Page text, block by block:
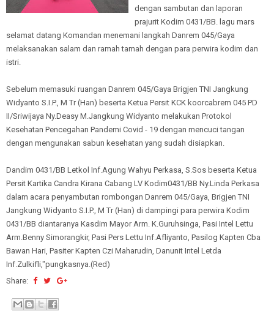
dengan sambutan dan laporan
prajurit Kodim 0431/BB. lagu mars
selamat datang Komandan menemani langkah Danrem 045/Gaya
melaksanakan salam dan ramah tamah dengan para perwira kodim dan
istri.
Sebelum memasuki ruangan Danrem 045/Gaya Brigjen TNI Jangkung
Widyanto S.I.P., M Tr (Han) beserta Ketua Persit KCK koorcabrem 045 PD
II/Sriwijaya Ny.Deasy M.Jangkung Widyanto melakukan Protokol
Kesehatan Pencegahan Pandemi Covid - 19 dengan mencuci tangan
dengan mengunakan sabun kesehatan yang sudah disiapkan.
Dandim 0431/BB Letkol Inf.Agung Wahyu Perkasa, S.Sos beserta Ketua
Persit Kartika Candra Kirana Cabang LV Kodim0431/BB Ny.Linda Perkasa
dalam acara penyambutan rombongan Danrem 045/Gaya, Brigjen TNI
Jangkung Widyanto S.I.P., M Tr (Han) di dampingi para perwira Kodim
0431/BB diantaranya Kasdim Mayor Arm. K.Guruhsinga, Pasi Intel Lettu
Arm.Benny Simorangkir, Pasi Pers Lettu Inf.Afliyanto, Pasilog Kapten Cba
Bawan Hari, Pasiter Kapten Czi Maharudin, Danunit Intel Letda
Inf.Zulkifli,"pungkasnya.(Red)
Share: